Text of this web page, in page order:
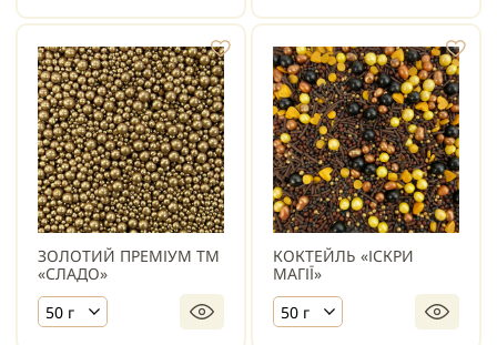
ЗОЛОТИЙ ПРЕМІУМ ТМ
«СЛАДО»
50 г
КОКТЕЙЛЬ «ІСКРИ
МАГІЇ»
50 г